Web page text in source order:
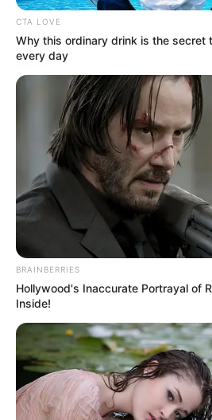
CTA LOVE
Why this ordinary drink is the secret
every day
BRAINBERRIES
Hollywood's Inaccurate Portrayal of
Inside!